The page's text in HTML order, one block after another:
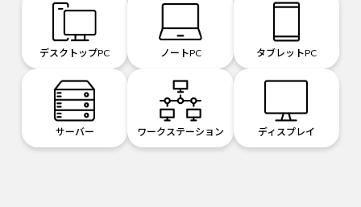
デスクトップPC ノートPC タブレットPC
サーバー ワークステーション ディスプレイ